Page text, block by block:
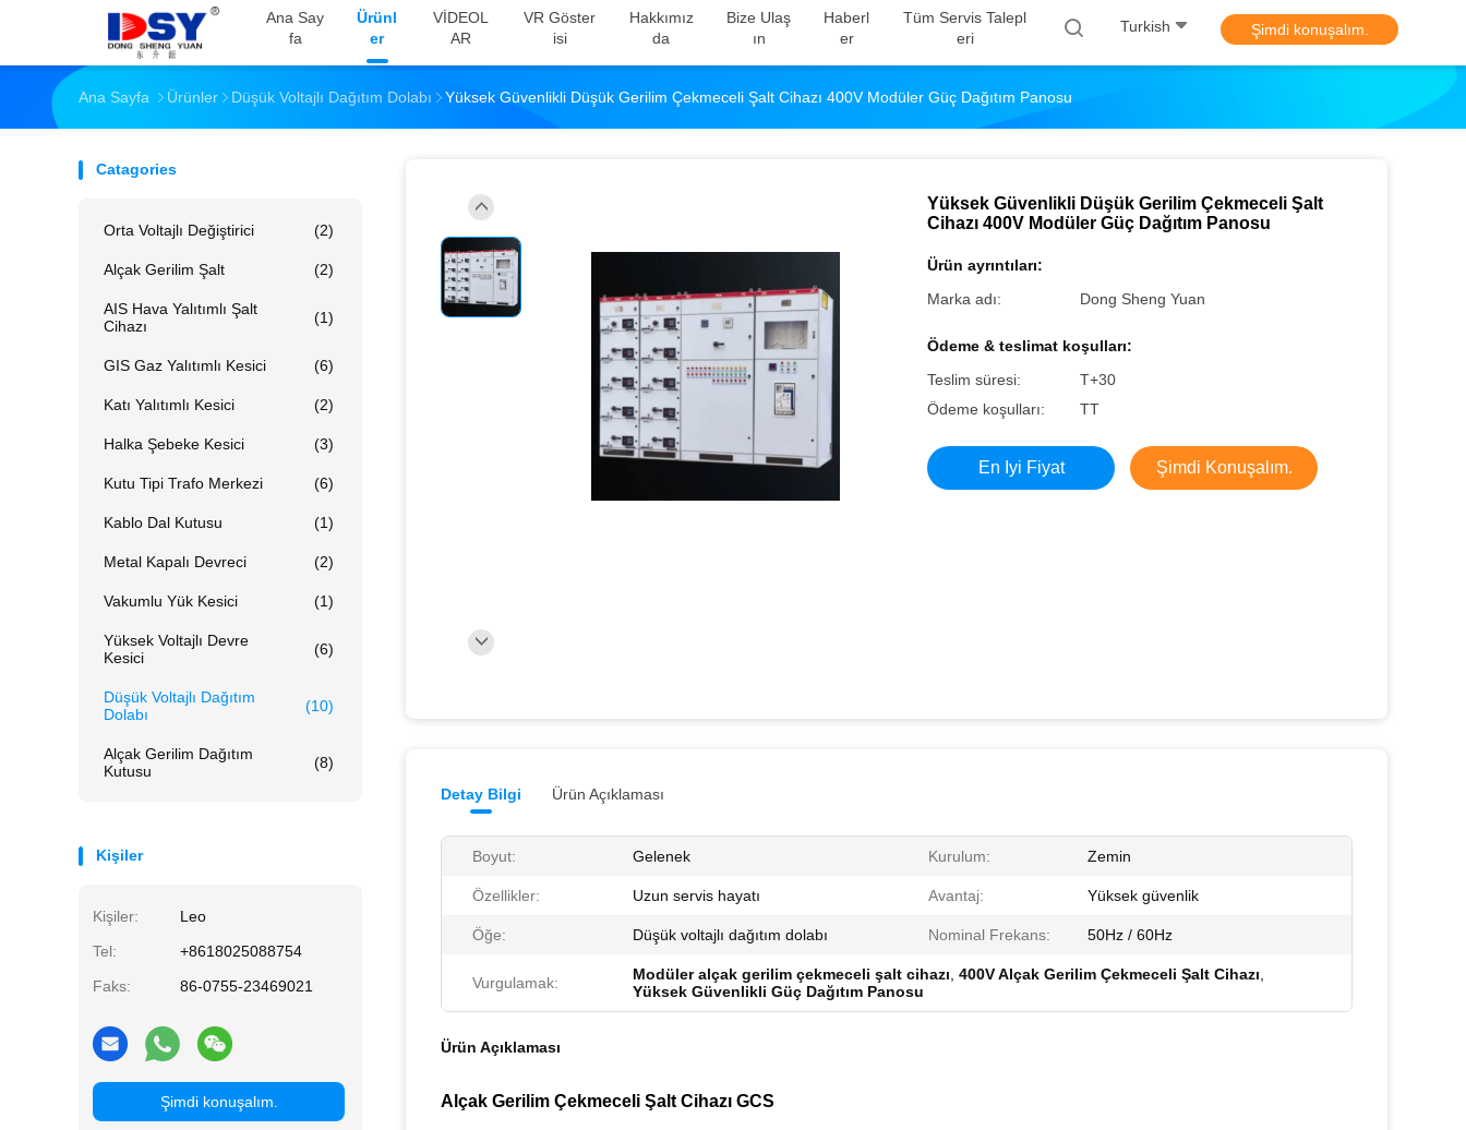
Ana Say
Fa
Ürünl
Er
VİDEOL
AR
VR Göster
Isi
Hakkımız
Da
Bize Ulaş
In
Haberl
Er
Tüm Servis Talepl
Eri
Turkish Şimdi konuşalım.
Ana Sayfa Ürünler Düşük Voltajlı Dağıtım Dolabı Yüksek Güvenlikli Düşük Gerilim Çekmeceli Şalt Cihazı 400V Modüler Güç Dağıtım Panosu
Catagories
Orta Voltajlı Değiştirici (2)
Alçak Gerilim Şalt (2)
AIS Hava Yalıtımlı Şalt
Cihazı
(1)
GIS Gaz Yalıtımlı Kesici (6)
Katı Yalıtımlı Kesici (2)
Halka Şebeke Kesici (3)
Kutu Tipi Trafo Merkezi (6)
Kablo Dal Kutusu (1)
Metal Kapalı Devreci (2)
Vakumlu Yük Kesici (1)
Yüksek Voltajlı Devre
Kesici
(6)
Düşük Voltajlı Dağıtım
Dolabı
(10)
Alçak Gerilim Dağıtım
Kutusu
(8)
Kişiler
Kişiler:
Leo
Tel:
+8618025088754
Faks:
86-0755-23469021
Şimdi konuşalım.
Yüksek Güvenlikli Düşük Gerilim Çekmeceli Şalt
Cihazı 400V Modüler Güç Dağıtım Panosu
Ürün ayrıntıları:
Marka adı:
Dong Sheng Yuan
Ödeme & teslimat koşulları:
Teslim süresi:
T+30
Ödeme koşulları:
TT
En Iyi Fiyat Şimdi Konuşalım.
Detay Bilgi Ürün Açıklaması
Boyut: Gelenek Kurulum: Zemin
Özellikler: Uzun servis hayatı Avantaj: Yüksek güvenlik
Öğe: Düşük voltajlı dağıtım dolabı Nominal Frekans: 50Hz / 60Hz
Vurgulamak: Modüler alçak gerilim çekmeceli şalt cihazı 400V Alçak Gerilim Çekmeceli Şalt Cihazı
Yüksek Güvenlikli Güç Dağıtım Panosu
Ürün Açıklaması
Alçak Gerilim Çekmeceli Şalt Cihazı GCS